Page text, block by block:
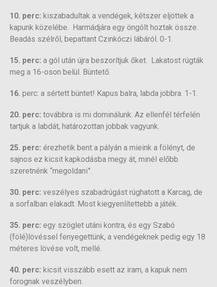
10. perc: kiszabadultak a vendégek, kétszer eljöttek a
kapunk közelébe. Harmádjára egy öngólt hoztak össze.
Beadás szélről, bepattant Czinkóczi lábáról. 0-1.
15. perc: a gól után újra beszorítjuk őket. Lakatost rúgták
meg a 16-oson belül. Büntető.
16. perc: a sértett büntet! Kapus balra, labda jobbra. 1-1.
20. perc: továbbra is mi dominálunk. Az ellenfél térfelén
tartjuk a labdát, határozottan jobbak vagyunk.
25. perc: érezhetik bent a pályán a mieink a fölényt, de
sajnos ez kicsit kapkodásba megy át, minél előbb
szeretnénk “megoldani”.
30. perc: veszélyes szabadrúgást rúghatott a Karcag, de
a sorfalban elakadt. Most kiegyenlítettebb a játék.
35. perc: egy szöglet utáni kontra, és egy Szabó
(fölé)lövéssel fenyegettünk, a vendégeknek pedig egy 18
méteres lövése volt, mellé.
40. perc: kicsit visszább esett az iram, a kapuk nem
forognak veszélyben.